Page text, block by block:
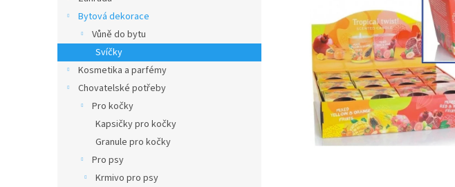
a
n
Bytová dekorace
Vůně do bytu
Svíčky
Kosmetika a parfémy
Chovatelské potřeby
Pro kočky
Kapsičky pro kočky
Granule pro kočky
Pro psy
Krmivo pro psy
hvězdiček.